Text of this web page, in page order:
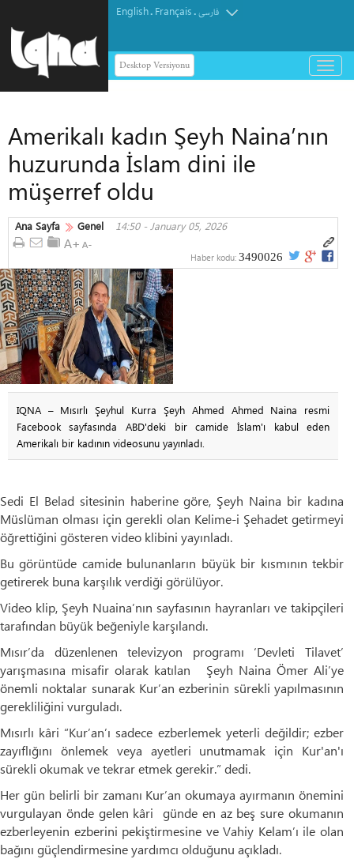
English. Français.فارسی
Desktop Versiyonu
باز
و
منوAmerikalı kadın Şeyh Naina’nın
huzurunda İslam dini ile
müşerref oldu
Ana Sayfa Genel 14:50 - January 05, 2026
Haber kodu: 3490026
IQNA – Mısırlı Şeyhul Kurra Şeyh Ahmed Ahmed Naina resmi
Facebook sayfasında ABD'deki bir camide İslam'ı kabul eden
Amerikalı bir kadının videosunu yayınladı.
Sedi El Belad sitesinin haberine göre, Şeyh Naina bir kadına
Müslüman olması için gerekli olan Kelime-i Şehadet getirmeyi
öğrettiğini gösteren video klibini yayınladı.
Bu görüntüde camide bulunanların büyük bir kısmının tekbir
getirerek buna karşılık verdiği görülüyor.
Video klip, Şeyh Nuaina’nın sayfasının hayranları ve takipçileri
tarafından büyük beğeniyle karşılandı.
Mısır’da düzenlenen televizyon programı ‘Devleti Tilavet’
yarışmasına misafir olarak katılan Şeyh Naina Ömer Ali’ye
önemli noktalar sunarak Kur’an ezberinin sürekli yapılmasının
gerekliliğini vurguladı.
Mısırlı kâri “Kur’an’ı sadece ezberlemek yeterli değildir; ezber
zayıflığını önlemek veya ayetleri unutmamak için Kur'an'ı
sürekli okumak ve tekrar etmek gerekir.” dedi.
Her gün belirli bir zamanı Kur’an okumaya ayırmanın önemini
vurgulayan önde gelen kâri günde en az beş sure okumanın
ezberleyenin ezberini pekiştirmesine ve Vahiy Kelam’ı ile olan
bağını güçlendirmesine yardımcı olduğunu açıkladı.